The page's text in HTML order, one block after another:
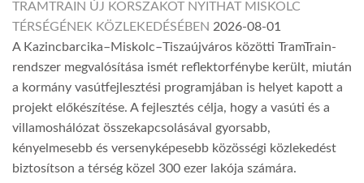
TRAMTRAIN ÚJ KORSZAKOT NYITHAT MISKOLC
TÉRSÉGÉNEK KÖZLEKEDÉSÉBEN 2026-08-01
A Kazincbarcika–Miskolc–Tiszaújváros közötti TramTrain-
rendszer megvalósítása ismét reflektorfénybe került, miután
a kormány vasútfejlesztési programjában is helyet kapott a
projekt előkészítése. A fejlesztés célja, hogy a vasúti és a
villamoshálózat összekapcsolásával gyorsabb,
kényelmesebb és versenyképesebb közösségi közlekedést
biztosítson a térség közel 300 ezer lakója számára.